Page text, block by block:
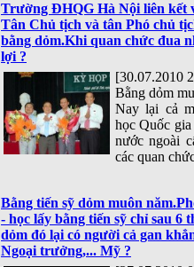
Trường ĐHQG Hà Nội liên kết
Tân Chủ tịch và tân Phó chủ
bằng dỏm.Khi quan chức đua
lợi ?
[30.07.2010
Bằng dỏm
Nay lại cả
học Quốc
nước ngoài
các quan
Bằng tiến sỹ dỏm muôn
- học lấy bằng tiến sỹ chỉ sau 6
dỏm đó lại có người cả gan
Ngoại trưởng,... Mỹ ?